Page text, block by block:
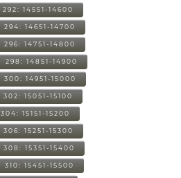
292: 14551-14600
294: 14651-14700
296: 14751-14800
298: 14851-14900
300: 14951-15000
302: 15051-15100
304: 15151-15200
306: 15251-15300
308: 15351-15400
310: 15451-15500